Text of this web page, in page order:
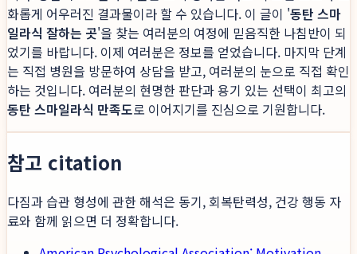
화롭게 어우러진 결과물이라 할 수 있습니다. 이 글이 '동탄 스마
일라식 잘하는 곳'을 찾는 여러분의 여정에 믿음직한 나침반이 되
었기를 바랍니다. 이제 여러분은 정보를 얻었습니다. 마지막 단계
는 직접 병원을 방문하여 상담을 받고, 여러분의 눈으로 직접 확인
하는 것입니다. 여러분의 현명한 판단과 용기 있는 선택이 최고의
동탄 스마일라식 만족도로 이어지기를 진심으로 기원합니다.
참고 citation
다짐과 습관 형성에 관한 해석은 동기, 회복탄력성, 건강 행동 자
료와 함께 읽으면 더 정확합니다.